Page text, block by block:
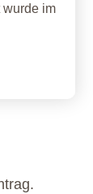
wurde im